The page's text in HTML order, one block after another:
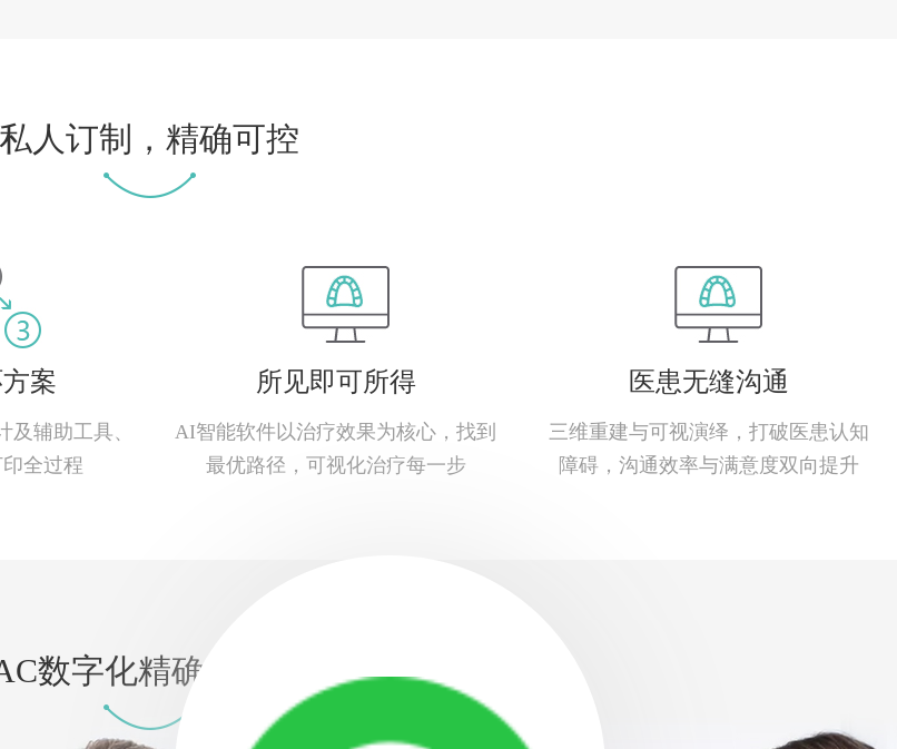
私人订制，精确可控
案
辅助工具、
全过程
所见即可所得
AI智能软件以治疗效果为核心，找到
最优路径，可视化治疗每一步
医患无缝沟通
三维重建与可视演绎，打破医患认知
障碍，沟通效率与满意度双向提升
数字化精确方案设计